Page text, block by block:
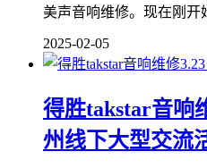
美声音响维修。现在刚
2025-02-05
得胜takstar音响
州线下大型交流